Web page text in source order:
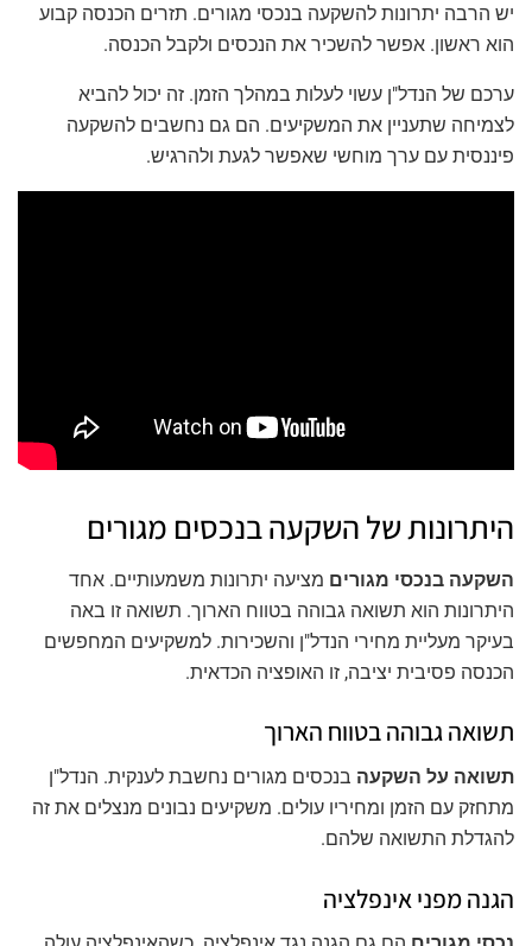
יש הרבה יתרונות להשקעה בנכסי מגורים. תזרים הכנסה קבוע
הוא ראשון. אפשר להשכיר את הנכסים ולקבל הכנסה.
ערכם של הנדל"ן עשוי לעלות במהלך הזמן. זה יכול להביא
לצמיחה שתעניין את המשקיעים. הם גם נחשבים להשקעה
פיננסית עם ערך מוחשי שאפשר לגעת ולהרגיש.
היתרונות של השקעה בנכסים מגורים
השקעה בנכסי מגורים מציעה יתרונות משמעותיים. אחד
היתרונות הוא תשואה גבוהה בטווח הארוך. תשואה זו באה
בעיקר מעליית מחירי הנדל"ן והשכירות. למשקיעים המחפשים
הכנסה פסיבית יציבה, זו האופציה הכדאית.
תשואה גבוהה בטווח הארוך
תשואה על השקעה בנכסים מגורים נחשבת לענקית. הנדל"ן
מתחזק עם הזמן ומחיריו עולים. משקיעים נבונים מנצלים את זה
להגדלת התשואה שלהם.
הגנה מפני אינפלציה